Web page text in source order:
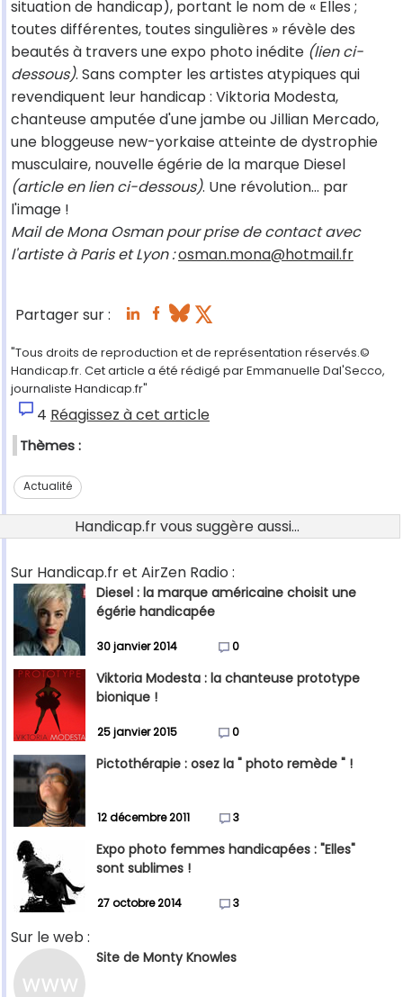
situation de handicap), portant le nom de « Elles ;
toutes différentes, toutes singulières » révèle des
beautés à travers une expo photo inédite (lien ci-
dessous). Sans compter les artistes atypiques qui
revendiquent leur handicap : Viktoria Modesta,
chanteuse amputée d'une jambe ou Jillian Mercado,
une bloggeuse new-yorkaise atteinte de dystrophie
musculaire, nouvelle égérie de la marque Diesel
(article en lien ci-dessous). Une révolution… par
l'image !
Mail de Mona Osman pour prise de contact avec
l'artiste à Paris et Lyon :osman.mona@hotmail.fr
Partager sur :
"Tous droits de reproduction et de représentation réservés.©
Handicap.fr. Cet article a été rédigé par Emmanuelle Dal'Secco,
journaliste Handicap.fr"
4 Réagissez à cet article
Thèmes :
Actualité
Handicap.fr vous suggère aussi...
Sur Handicap.fr et AirZen Radio :
Diesel : la marque américaine choisit une
égérie handicapée
30 janvier 2014 0
Viktoria Modesta : la chanteuse prototype
bionique !
25 janvier 2015 0
Pictothérapie : osez la " photo remède " !
12 décembre 2011 3
Expo photo femmes handicapées : "Elles"
sont sublimes !
27 octobre 2014 3
Sur le web :
Site de Monty Knowles